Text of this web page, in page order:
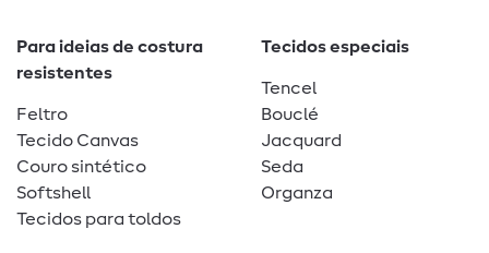
Para ideias de costura
resistentes
Feltro
Tecido Canvas
Couro sintético
Softshell
Tecidos para toldos
Tecidos especiais
Tencel
Bouclé
Jacquard
Seda
Organza